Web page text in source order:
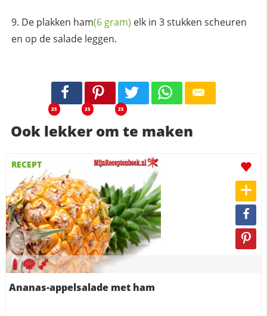
De plakken ham(6 gram) elk in 3 stukken scheuren
en op de salade leggen.
25 25 25
Ook lekker om te maken
RECEPT
Ananas-appelsalade met ham